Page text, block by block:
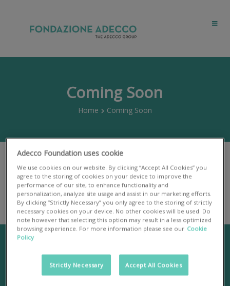
Coming Soon
Home Coming Soon
Sito in rifacimento
Questa sezione sarà disponibile a breve con un nuovo look
Adecco Foundation uses cookie
We use cookies on our website. By clicking “Accept All Cookies” you
agree to the storing of cookies on your device to improve the
performance of our site, to enhance functionality and
personalization, analyze site usage and assist in our marketing efforts.
By clicking “Strictly Necessary” you only agree to the storing of strictly
necessary cookies on your device. No other cookies will be used. Do
note however that selecting this option may result in a less optimized
browsing experience. For more information please see our Cookie
Policy
Strictly Necessary Accept All Cookies